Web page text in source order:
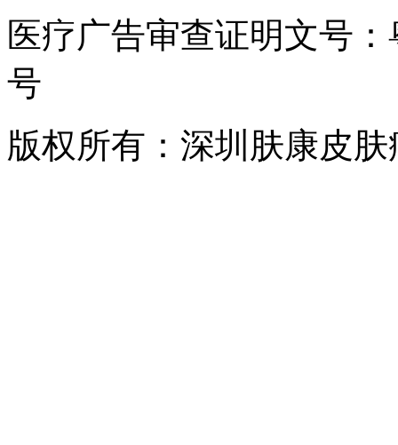
医疗广告审查证明文号
号
版权所有：深圳肤康皮